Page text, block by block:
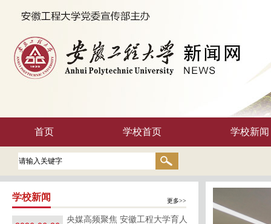
首页 学校首页 学校新闻
学校新闻 更多>>
央媒高频聚焦 安徽工程大学育人